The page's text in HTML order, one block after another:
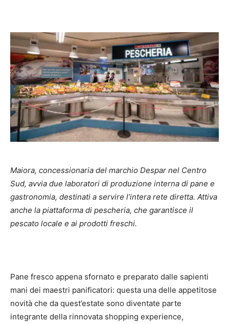
Maiora, concessionaria del marchio Despar nel Centro
Sud, avvia due laboratori di produzione interna di pane e
gastronomia, destinati a servire l’intera rete diretta. Attiva
anche la piattaforma di pescheria, che garantisce il
pescato locale e ai prodotti freschi.
Pane fresco appena sfornato e preparato dalle sapienti
mani dei maestri panificatori: questa una delle appetitose
novità che da quest’estate sono diventate parte
integrante della rinnovata shopping experience,